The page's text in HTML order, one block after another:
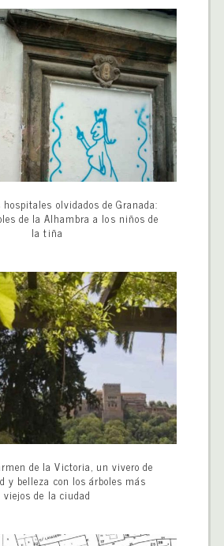
hospitales olvidados de Granada:
de la Alhambra a los niños de
la tiña
de la Victoria, un vivero de
y belleza con los árboles más
viejos de la ciudad